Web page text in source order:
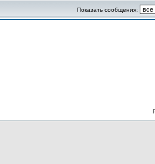
Показать сообщения: